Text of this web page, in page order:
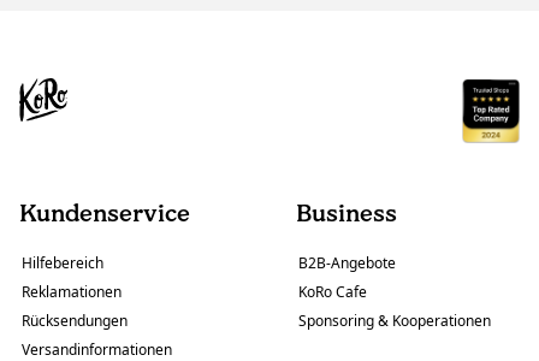
Kundenservice
Hilfebereich
Reklamationen
Rücksendungen
Versandinformationen
Business
B2B-Angebote
KoRo Cafe
Sponsoring & Kooperationen